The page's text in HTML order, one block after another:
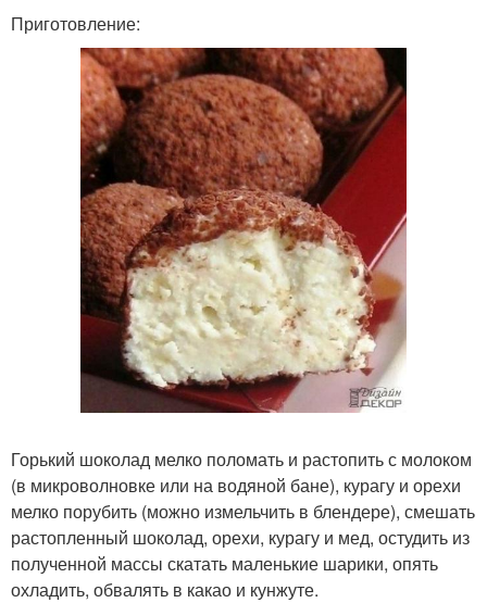
Приготовление:
Горький шоколад мелко поломать и растопить с молоком
(в микроволновке или на водяной бане), курагу и орехи
мелко порубить (можно измельчить в блендере), смешать
растопленный шоколад, орехи, курагу и мед, остудить из
полученной массы скатать маленькие шарики, опять
охладить, обвалять в какао и кунжуте.